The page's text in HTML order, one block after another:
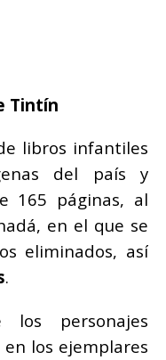
Tintín
libros infantiles
del país y
165 páginas, al
en el que se
eliminados, así
.
personajes
los ejemplares